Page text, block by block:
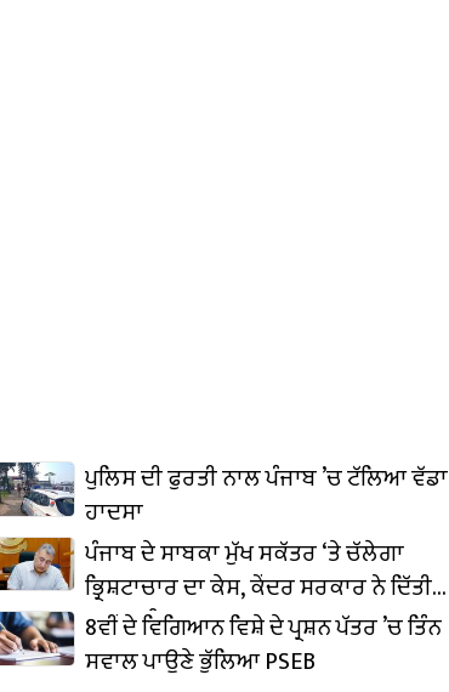
ਪੁਲਿਸ ਦੀ ਫੁਰਤੀ ਨਾਲ ਪੰਜਾਬ ’ਚ ਟੱਲਿਆ ਵੱਡਾ
ਹਾਦਸਾ
ਪੰਜਾਬ ਦੇ ਸਾਬਕਾ ਮੁੱਖ ਸਕੱਤਰ ‘ਤੇ ਚੱਲੇਗਾ
ਭ੍ਰਿਸ਼ਟਾਚਾਰ ਦਾ ਕੇਸ, ਕੇਂਦਰ ਸਰਕਾਰ ਨੇ ਦਿੱਤੀ
ਪ੍ਰਵਾਨਗੀ
8ਵੀਂ ਦੇ ਵਿਗਿਆਨ ਵਿਸ਼ੇ ਦੇ ਪ੍ਰਸ਼ਨ ਪੱਤਰ ’ਚ ਤਿੰਨ
ਸਵਾਲ ਪਾਉਣੇ ਭੁੱਲਿਆ PSEB